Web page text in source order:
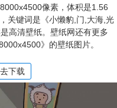
像素，体积是1.56
关键词是《小懒豹,门,大海,光
高清壁纸。壁纸网还有更多
》的壁纸图片。
去下载